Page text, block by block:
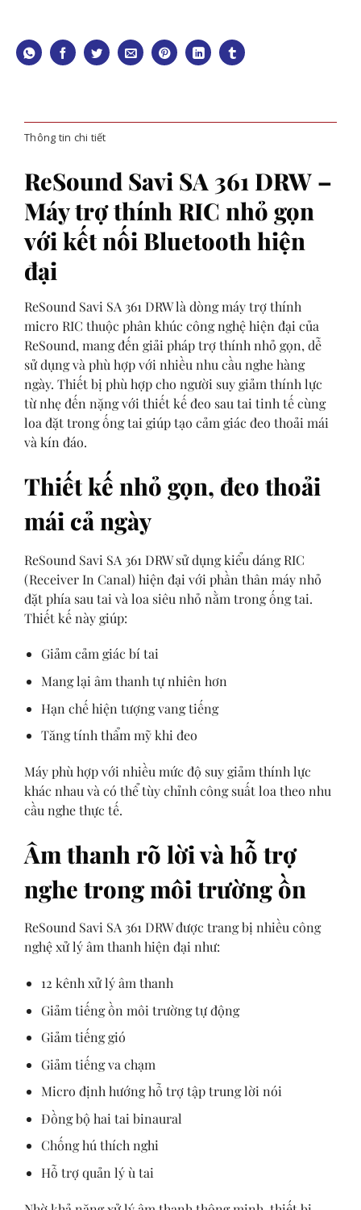
Thông tin chi tiết
ReSound Savi SA 361 DRW –
Máy trợ thính RIC nhỏ gọn
với kết nối Bluetooth hiện
đại
ReSound Savi SA 361 DRW là dòng máy trợ thính
micro RIC thuộc phân khúc công nghệ hiện đại của
ReSound, mang đến giải pháp trợ thính nhỏ gọn, dễ
sử dụng và phù hợp với nhiều nhu cầu nghe hàng
ngày. Thiết bị phù hợp cho người suy giảm thính lực
từ nhẹ đến nặng với thiết kế đeo sau tai tinh tế cùng
loa đặt trong ống tai giúp tạo cảm giác đeo thoải mái
và kín đáo.
Thiết kế nhỏ gọn, đeo thoải
mái cả ngày
ReSound Savi SA 361 DRW sử dụng kiểu dáng RIC
(Receiver In Canal) hiện đại với phần thân máy nhỏ
đặt phía sau tai và loa siêu nhỏ nằm trong ống tai.
Thiết kế này giúp:
Giảm cảm giác bí tai
Mang lại âm thanh tự nhiên hơn
Hạn chế hiện tượng vang tiếng
Tăng tính thẩm mỹ khi đeo
Máy phù hợp với nhiều mức độ suy giảm thính lực
khác nhau và có thể tùy chỉnh công suất loa theo nhu
cầu nghe thực tế.
Âm thanh rõ lời và hỗ trợ
nghe trong môi trường ồn
ReSound Savi SA 361 DRW được trang bị nhiều công
nghệ xử lý âm thanh hiện đại như:
12 kênh xử lý âm thanh
Giảm tiếng ồn môi trường tự động
Giảm tiếng gió
Giảm tiếng va chạm
Micro định hướng hỗ trợ tập trung lời nói
Đồng bộ hai tai binaural
Chống hú thích nghi
Hỗ trợ quản lý ù tai